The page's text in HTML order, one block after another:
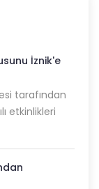
İznik'e
tarafından
etkinlikleri